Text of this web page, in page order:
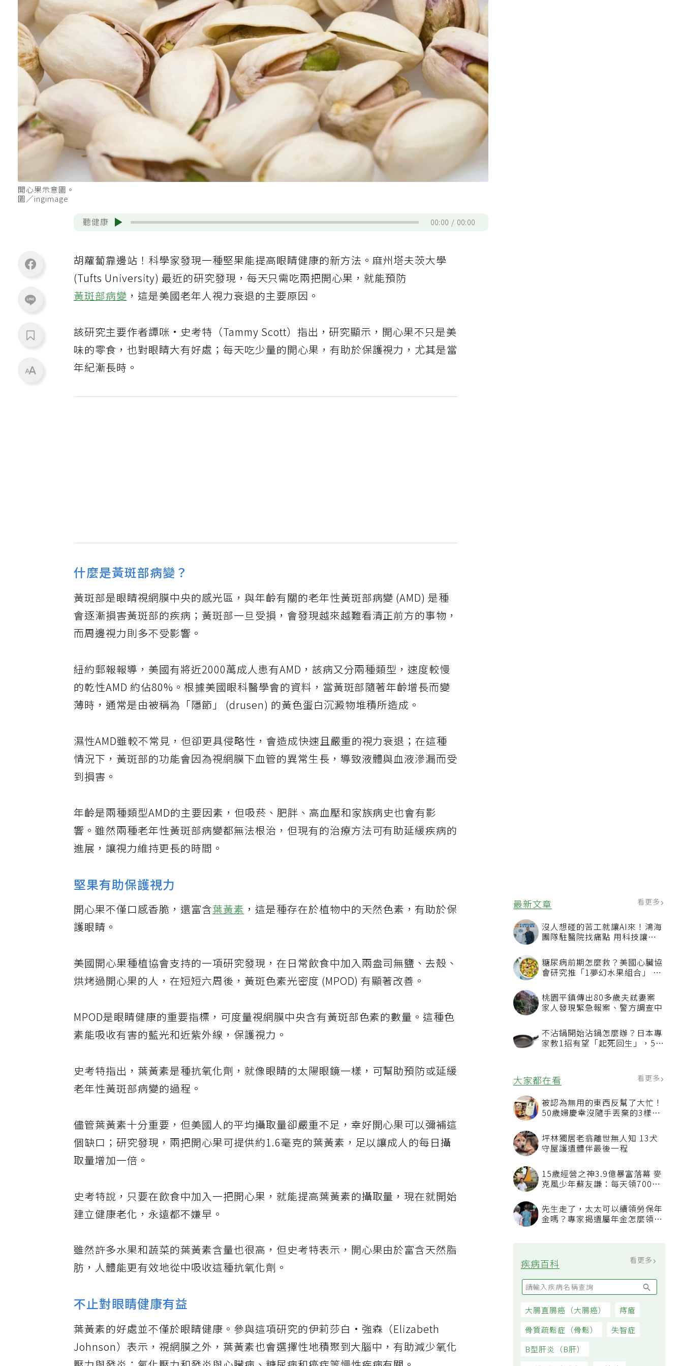
最新文章 看更多
沒人想碰的苦工就讓AI來！鴻海
團隊駐醫院找痛點 用科技讓醫
糖尿病前期怎麼救？美國心臟協
會研究推「1夢幻水果組合」 酪
桃園平鎮傳出80多歲夫弒妻案
家人發現緊急報案、警方調查中
不沾鍋開始沾鍋怎麼辦？日本專
家教1招有望「起死回生」，5情
大家都在看
被認為無用的東西反幫了大忙！
50歲婦慶幸沒隨手丟棄的3樣物
坪林獨居老翁離世無人知 13犬
守屋護遺體伴最後一程
15歲經營之神3.9億暴富落幕 麥
克風少年蘇友謙：每天領700元
過日子
先生走了，太太可以續領勞保年
疾病百科
開心果示意圖。
圖／ingimage
聽健康 00:00 00:00
胡蘿蔔靠邊站！科學家發現一種堅果能提高眼睛健康的新方法。麻州塔夫茨大學
(Tufts University) 最近的研究發現，每天只需吃兩把開心果，就能預防
黃斑部病變 ，這是美國老年人視力衰退的主要原因。
該研究主要作者譚咪·史考特（Tammy Scott）指出，研究顯示，開心果不只是美
味的零食，也對眼睛大有好處；每天吃少量的開心果，有助於保護視力，尤其是當
年紀漸長時。
什麼是黃斑部病變？
黃斑部是眼睛視網膜中央的感光區，與年齡有關的老年性黃斑部病變 (AMD) 是種
會逐漸損害黃斑部的疾病；黃斑部一旦受損，會發現越來越難看清正前方的事物，
而周邊視力則多不受影響。
紐約郵報報導，美國有將近2000萬成人患有AMD，該病又分兩種類型，速度較慢
的乾性AMD 約佔80%。根據美國眼科醫學會的資料，當黃斑部隨著年齡增長而變
薄時，通常是由被稱為「隱節」 (drusen) 的黃色蛋白沉澱物堆積所造成。
濕性AMD雖較不常見，但卻更具侵略性，會造成快速且嚴重的視力衰退；在這種
情況下，黃斑部的功能會因為視網膜下血管的異常生長，導致液體與血液滲漏而受
到損害。
年齡是兩種類型AMD的主要因素，但吸菸、肥胖、高血壓和家族病史也會有影
響。雖然兩種老年性黃斑部病變都無法根治，但現有的治療方法可有助延緩疾病的
進展，讓視力維持更長的時間。
堅果有助保護視力
開心果不僅口感香脆，還富含葉黃素 ，這是種存在於植物中的天然色素，有助於保
護眼睛。
美國開心果種植協會支持的一項研究發現，在日常飲食中加入兩盎司無鹽、去殼、
烘烤過開心果的人，在短短六周後，黃斑色素光密度 (MPOD) 有顯著改善。
MPOD是眼睛健康的重要指標，可度量視網膜中央含有黃斑部色素的數量。這種色
素能吸收有害的藍光和近紫外線，保護視力。
史考特指出，葉黃素是種抗氧化劑，就像眼睛的太陽眼鏡一樣，可幫助預防或延緩
老年性黃斑部病變的過程。
儘管葉黃素十分重要，但美國人的平均攝取量卻嚴重不足，幸好開心果可以彌補這
個缺口；研究發現，兩把開心果可提供約1.6毫克的葉黃素，足以讓成人的每日攝
取量增加一倍。
史考特說，只要在飲食中加入一把開心果，就能提高葉黃素的攝取量，現在就開始
建立健康老化，永遠都不嫌早。
雖然許多水果和蔬菜的葉黃素含量也很高，但史考特表示，開心果由於富含天然脂
肪，人體能更有效地從中吸收這種抗氧化劑。
不止對眼睛健康有益
葉黃素的好處並不僅於眼睛健康。參與這項研究的伊莉莎白·強森（Elizabeth
Johnson）表示，視網膜之外，葉黃素也會選擇性地積聚到大腦中，有助減少氧化